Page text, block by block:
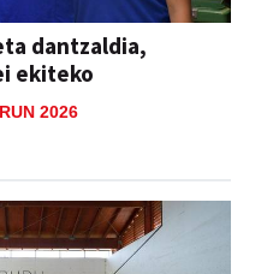
dantzaldia,
ekiteko
2026